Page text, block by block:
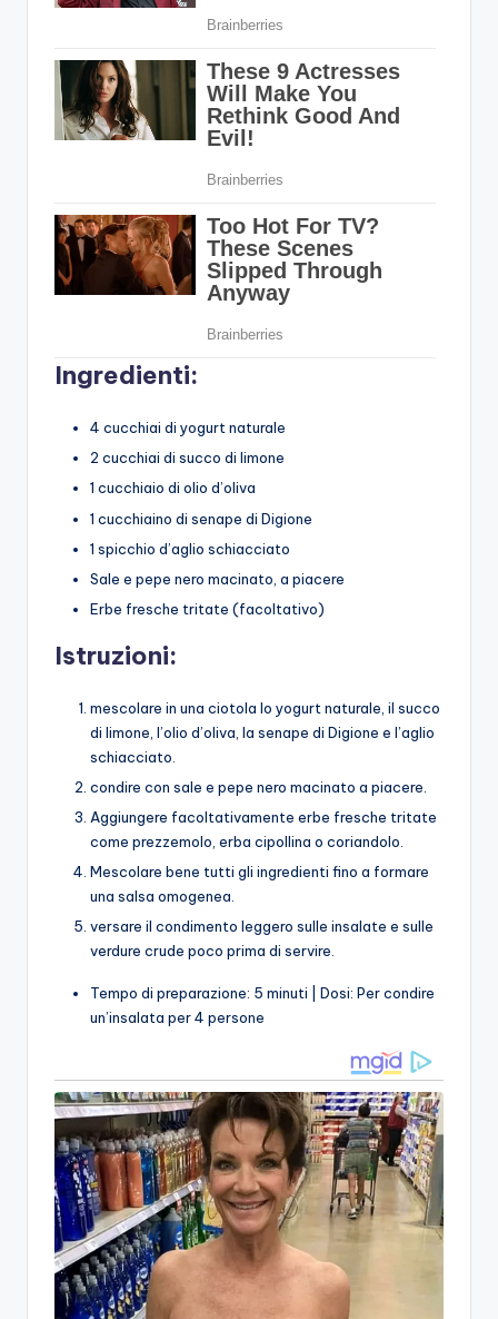
Ingredienti:
4 cucchiai di yogurt naturale
2 cucchiai di succo di limone
1 cucchiaio di olio d’oliva
1 cucchiaino di senape di Digione
1 spicchio d’aglio schiacciato
Sale e pepe nero macinato, a piacere
Erbe fresche tritate (facoltativo)
Istruzioni:
mescolare in una ciotola lo yogurt naturale, il succo
di limone, l’olio d’oliva, la senape di Digione e l’aglio
schiacciato.
condire con sale e pepe nero macinato a piacere.
Aggiungere facoltativamente erbe fresche tritate
come prezzemolo, erba cipollina o coriandolo.
Mescolare bene tutti gli ingredienti fino a formare
una salsa omogenea.
versare il condimento leggero sulle insalate e sulle
verdure crude poco prima di servire.
Tempo di preparazione: 5 minuti | Dosi: Per condire
un’insalata per 4 persone